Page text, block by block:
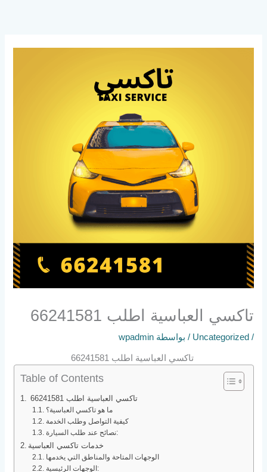
تاكسي العباسية اطلب 66241581
/
Uncategorized / بواسطة wpadmin
تاكسي العباسية اطلب 66241581
Table of Contents
تاكسي العباسية اطلب 66241581
ما هو تاكسي العباسية؟
كيفية التواصل وطلب الخدمة
نصائح عند طلب السيارة:
خدمات تاكسي العباسية
الوجهات المتاحة والمناطق التي يخدمها
الوجهات الرئيسية: